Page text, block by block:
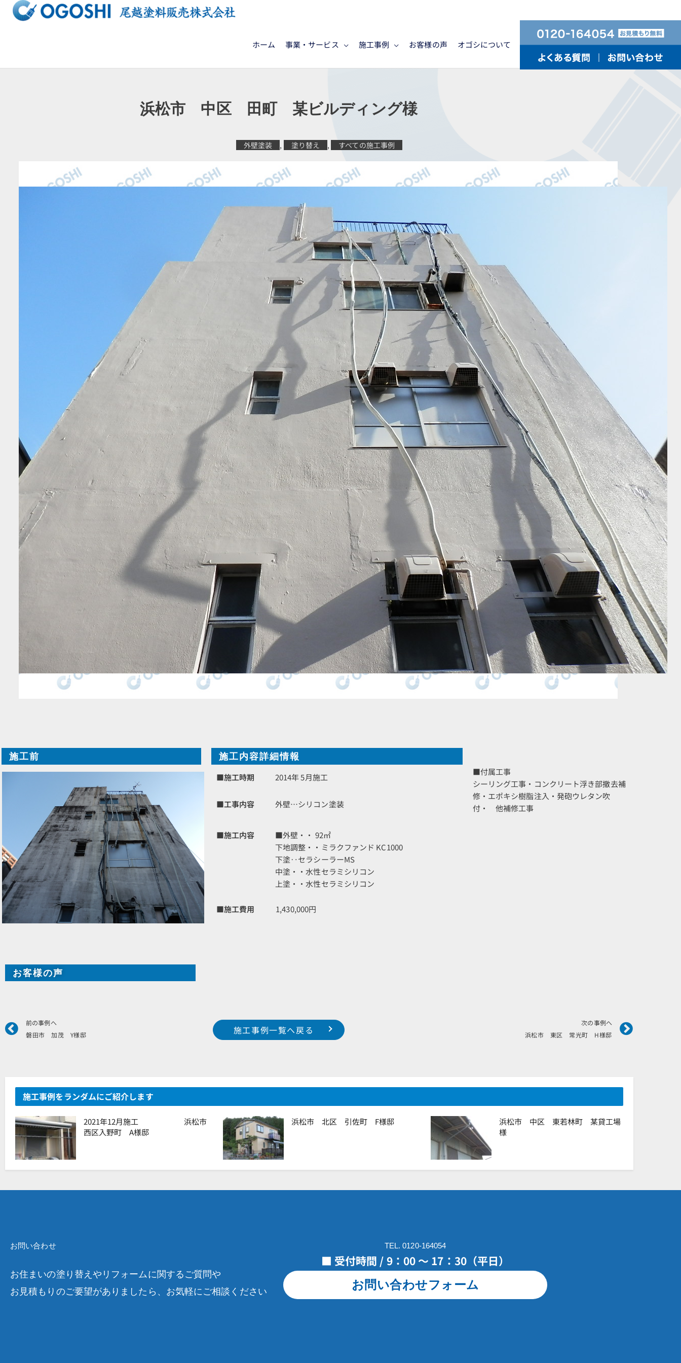
ッ
ホーム 事業・サービス 施工事例 お客様の声 オゴシについて
浜松市 中区 田町 某ビルディング様
外壁塗装 , 塗り替え , すべての施工事例
施工前
施工内容詳細情報
■施工時期
2014年 5月施工
■工事内容 外壁…シリコン塗装
■施工内容
■外壁・・ 92㎡
下地調整・・ミラクファンド KC1000
下塗‥セラシーラーMS
中塗・・水性セラミシリコン
上塗・・水性セラミシリコン
■施工費用 1,430,000円
■付属工事
シーリング工事・コンクリート浮き部撤去補
修・エポキシ樹脂注入・発砲ウレタン吹
付・ 他補修工事
お客様の声
Prev
前の事例へ
磐田市 加茂 Y様邸
次の事例へ
浜松市 東区 常光町 H様邸
Next
施工事例一覧へ戻る
施工事例をランダムにご紹介します
2021年12月施工 浜松市
西区入野町 A様邸
浜松市 北区 引佐町 F様邸
浜松市 中区 東若林町 某貸工場
様
お問い合わせ
お住まいの塗り替えやリフォームに関するご質問や
お見積もりのご要望がありましたら、お気軽にご相談ください
TEL. 0120-164054
■ 受付時間 / 9：00 ～ 17：30（平日）
お問い合わせフォーム